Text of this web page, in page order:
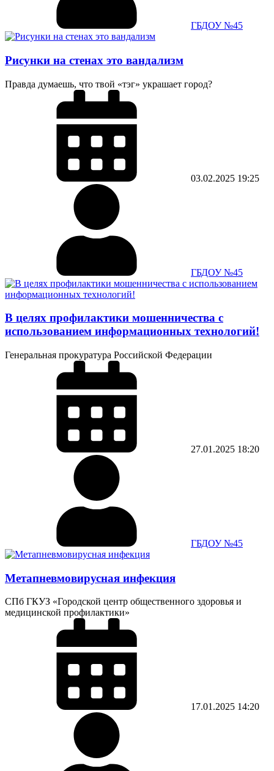
ГБДОУ №45
Рисунки на стенах это вандализм
Правда думаешь, что твой «тэг» украшает город?
03.02.2025 19:25
ГБДОУ №45
В целях профилактики мошенничества с
использованием информационных технологий!
Генеральная прокуратура Российской Федерации
27.01.2025 18:20
ГБДОУ №45
Метапневмовирусная инфекция
СПб ГКУЗ «Городской центр общественного здоровья и
медицинской профилактики»
17.01.2025 14:20